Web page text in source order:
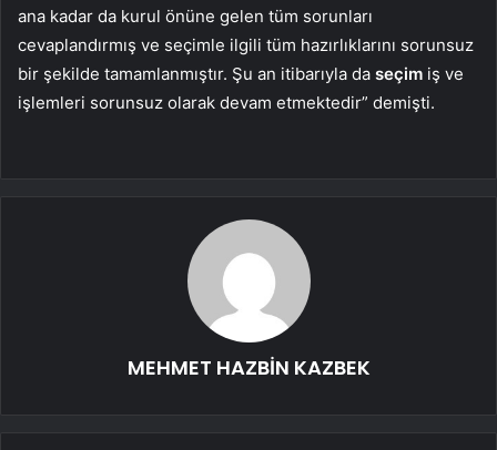
ana kadar da kurul önüne gelen tüm sorunları
cevaplandırmış ve seçimle ilgili tüm hazırlıklarını sorunsuz
bir şekilde tamamlanmıştır. Şu an itibarıyla da seçim iş ve
işlemleri sorunsuz olarak devam etmektedir” demişti.
MEHMET HAZBİN KAZBEK